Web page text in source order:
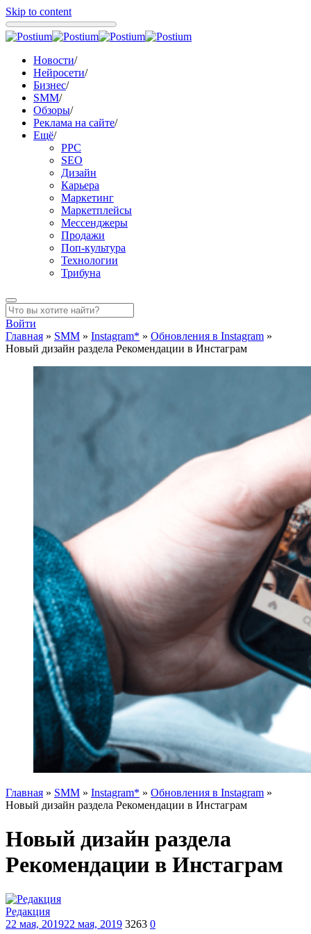
Skip to content
Новости/
Нейросети/
Бизнес/
SMM/
Обзоры/
Реклама на сайте/
Ещё/
PPC
SEO
Дизайн
Карьера
Маркетинг
Маркетплейсы
Мессенджеры
Продажи
Поп-культура
Технологии
Трибуна
Войти
Главная » SMM » Instagram* » Обновления в Instagram »
Новый дизайн раздела Рекомендации в Инстаграм
Главная » SMM » Instagram* » Обновления в Instagram »
Новый дизайн раздела Рекомендации в Инстаграм
Новый дизайн раздела
Рекомендации в Инстаграм
Редакция
22 мая, 201922 мая, 2019 3263 0